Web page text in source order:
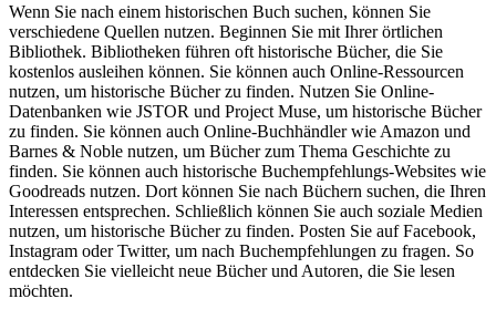
Wenn Sie nach einem historischen Buch suchen, können Sie
verschiedene Quellen nutzen. Beginnen Sie mit Ihrer örtlichen
Bibliothek. Bibliotheken führen oft historische Bücher, die Sie
kostenlos ausleihen können. Sie können auch Online-Ressourcen
nutzen, um historische Bücher zu finden. Nutzen Sie Online-
Datenbanken wie JSTOR und Project Muse, um historische Bücher
zu finden. Sie können auch Online-Buchhändler wie Amazon und
Barnes & Noble nutzen, um Bücher zum Thema Geschichte zu
finden. Sie können auch historische Buchempfehlungs-Websites wie
Goodreads nutzen. Dort können Sie nach Büchern suchen, die Ihren
Interessen entsprechen. Schließlich können Sie auch soziale Medien
nutzen, um historische Bücher zu finden. Posten Sie auf Facebook,
Instagram oder Twitter, um nach Buchempfehlungen zu fragen. So
entdecken Sie vielleicht neue Bücher und Autoren, die Sie lesen
möchten.